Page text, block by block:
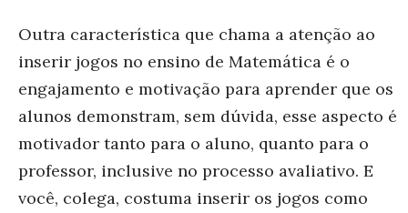
Outra característica que chama a atenção ao
inserir jogos no ensino de Matemática é o
engajamento e motivação para aprender que os
alunos demonstram, sem dúvida, esse aspecto é
motivador tanto para o aluno, quanto para o
professor, inclusive no processo avaliativo. E
você, colega, costuma inserir os jogos como